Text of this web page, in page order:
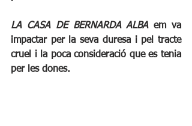
LA CASA DE BERNARDA ALBA em va
impactar per la seva duresa i pel tracte
cruel i la poca consideració que es tenia
per les dones.